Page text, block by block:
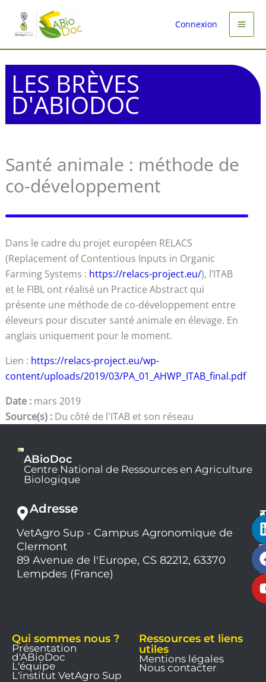
contenu
Connexion
LES BRÈVES
D'ABIODOC
Santé animale : méthode de
co-développement
Dans le cadre du projet européen RELACS
(Replacement of Contentious Inputs in Organic
Farming Systems : https://relacs-project.eu/), l’ITAB
et le FIBL ont réalisé un Practice Abstract qui
présente une méthode de co-développement entre
éleveurs pour discuter santé animale en élevage. En
anglais uniquement pour le moment.
Lien : https://relacs-project.eu/wp-
content/uploads/2019/03/PA_01_AHWP_ITAB_final.pdf
Date : mars 2019
Source(s) : Du côté de l'ITAB et son réseau
ABioDoc
Centre National de Ressources en Agriculture
Biologique
Adresse
VetAgro Sup - Campus Agronomique de
Clermont
89 Avenue de l'Europe, CS 82212, 63370
Lempdes (France)
Qui sommes nous ?
Présentation
d'ABioDoc
L'équipe
L'institut VetAgro Sup
Ressources et liens
utiles
Mentions légales
Nous contacter